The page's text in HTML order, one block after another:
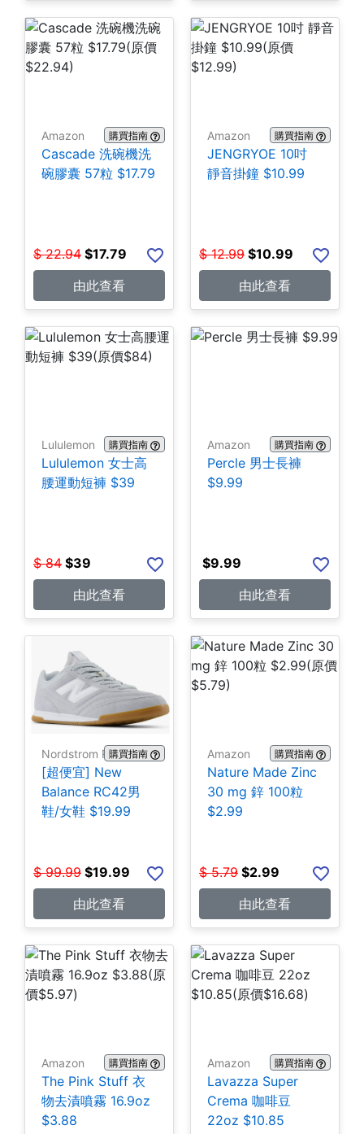
Amazon 購買指南
Cascade 洗碗機洗
碗膠囊 57粒 $17.79
$ 22.94 $17.79
由此查看
Amazon 購買指南
JENGRYOE 10吋
靜音掛鐘 $10.99
$ 12.99 $10.99
由此查看
Lululemon 購買指南
Lululemon 女士高
腰運動短褲 $39
$ 84 $39
由此查看
Amazon 購買指南
Percle 男士長褲
$9.99
$9.99
由此查看
Nordstrom Rack購買指南
[超便宜] New
Balance RC42男
鞋/女鞋 $19.99
$ 99.99 $19.99
由此查看
Amazon 購買指南
Nature Made Zinc
30 mg 鋅 100粒
$2.99
$ 5.79 $2.99
由此查看
Amazon 購買指南
The Pink Stuff 衣
物去漬噴霧 16.9oz
$3.88
Amazon 購買指南
Lavazza Super
Crema 咖啡豆
22oz $10.85